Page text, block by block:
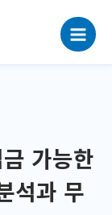
가능한
석과 무